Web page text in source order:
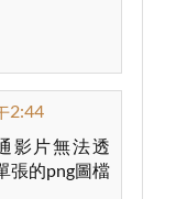
2:44
影片無法透
張的png圖檔